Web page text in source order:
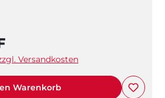
Versandkosten
Warenkorb